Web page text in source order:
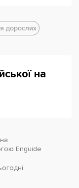
дорослих
на
на
Enguide